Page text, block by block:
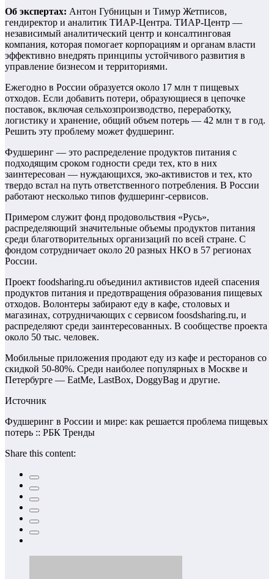
Об экспертах: Антон Губницын и Тимур Жетписов,
гендиректор и аналитик ТИАР-Центра. ТИАР-Центр —
независимый аналитический центр и консалтинговая
компания, которая помогает корпорациям и органам власти
эффективно внедрять принципы устойчивого развития в
управление бизнесом и территориями.
Ежегодно в России образуется около 17 млн т пищевых
отходов. Если добавить потери, образующиеся в цепочке
поставок, включая сельхозпроизводство, переработку,
логистику и хранение, общий объем потерь — 42 млн т в год.
Решить эту проблему может фудшеринг.
Фудшеринг — это распределение продуктов питания с
подходящим сроком годности среди тех, кто в них
заинтересован — нуждающихся, эко-активистов и тех, кто
твердо встал на путь ответственного потребления. В России
работают несколько типов фудшеринг-сервисов.
Примером служит фонд продовольствия «Русь»,
распределяющий значительные объемы продуктов питания
среди благотворительных организаций по всей стране. С
фондом сотрудничает около 20 разных НКО в 57 регионах
России.
Проект foodsharing.ru объединил активистов идеей спасения
продуктов питания и предотвращения образования пищевых
отходов. Волонтеры забирают еду в кафе, столовых и
магазинах, сотрудничающих с сервисом foosdsharing.ru, и
распределяют среди заинтересованных. В сообществе проекта
около 50 тыс. человек.
Мобильные приложения продают еду из кафе и ресторанов со
скидкой 50-80%. Среди наиболее популярных в Москве и
Петербурге — EatMe, LastBox, DoggyBag и другие.
Источник
Фудшеринг в России и мире: как решается проблема пищевых
потерь :: РБК Тренды
Share this content: